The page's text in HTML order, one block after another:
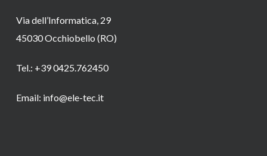
Via dell’Informatica, 29
45030 Occhiobello (RO)
Tel.: +39 0425.762450
Email: info@ele-tec.it